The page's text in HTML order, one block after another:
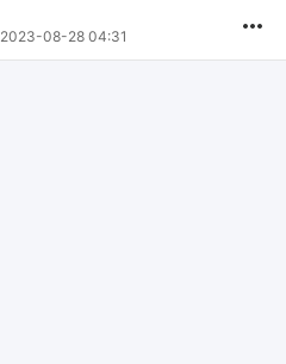
2023-08-28 04:31